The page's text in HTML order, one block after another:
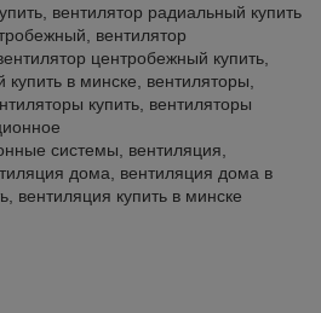
вентилятор радиальный купить
вентилятор
центробежный купить,
в минске, вентиляторы,
купить, вентиляторы
системы, вентиляция,
дома, вентиляция дома в
вентиляция купить в минске